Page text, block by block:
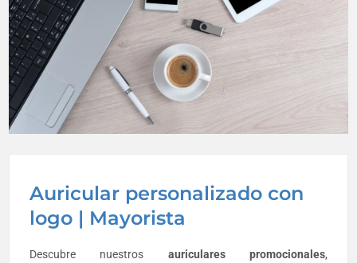
Auricular personalizado con
logo | Mayorista
Descubre nuestros auricularespromocionales,